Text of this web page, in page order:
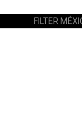
FILTER